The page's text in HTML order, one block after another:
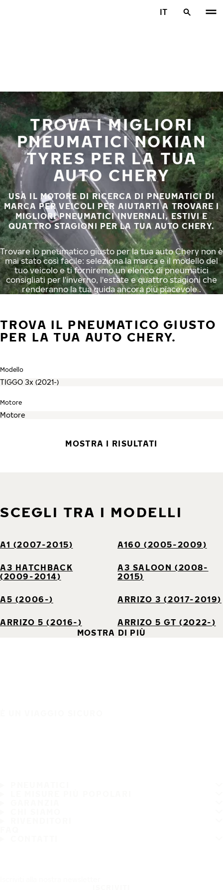
IT
TROVA I MIGLIORI
PNEUMATICI NOKIAN
TYRES PER LA TUA
AUTO CHERY
USA IL MOTORE DI RICERCA DI PNEUMATICI DI
MARCA PER VEICOLI PER AIUTARTI A TROVARE I
MIGLIORI PNEUMATICI INVERNALI, ESTIVI E
QUATTRO STAGIONI PER LA TUA AUTO CHERY.
Trovare lo pneumatico giusto per la tua auto Chery non è
mai stato così facile: seleziona la marca e il modello del
tuo veicolo e ti forniremo un elenco di pneumatici
consigliati per l'inverno, l'estate e quattro stagioni che
renderanno la tua guida ancora più piacevole .
TROVA IL PNEUMATICO GIUSTO
PER LA TUA AUTO CHERY.
Modello
Motore
MOSTRA I RISULTATI
SCEGLI TRA I MODELLI
A1 (2007-2015) A160 (2005-2009)
A3 HATCHBACK
(2009-2014)
A3 SALOON (2008-
2015)
A5 (2006-) ARRIZO 3 (2017-2019)
ARRIZO 5 (2016-)
ARRIZO 5 GT (2022-)
MOSTRA DI PIÙ